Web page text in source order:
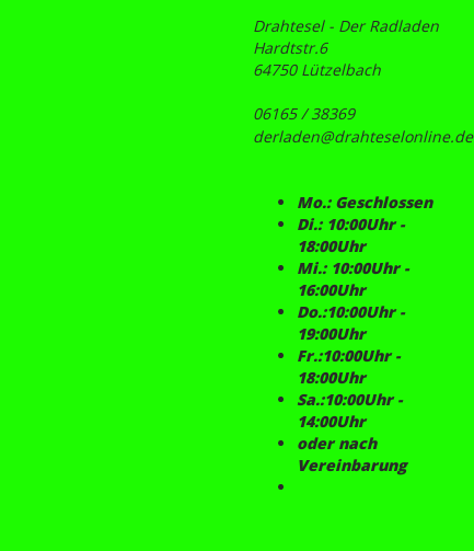
Drahtesel - Der Radladen
Hardtstr.6
64750 Lützelbach
06165 / 38369
derladen@drahteselonline.de
Mo.: Geschlossen
Di.: 10:00Uhr -
18:00Uhr
Mi.: 10:00Uhr -
16:00Uhr
Do.:10:00Uhr -
19:00Uhr
Fr.:10:00Uhr -
18:00Uhr
Sa.:10:00Uhr -
14:00Uhr
oder nach
Vereinbarung